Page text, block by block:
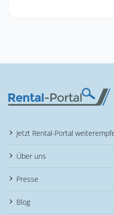
Jetzt Rental-Portal
Über uns
Presse
Blog